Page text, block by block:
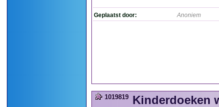
Geplaatst door: Anoniem
1019819 Kinderdoeken